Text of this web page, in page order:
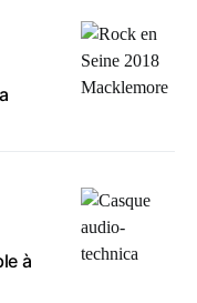
à